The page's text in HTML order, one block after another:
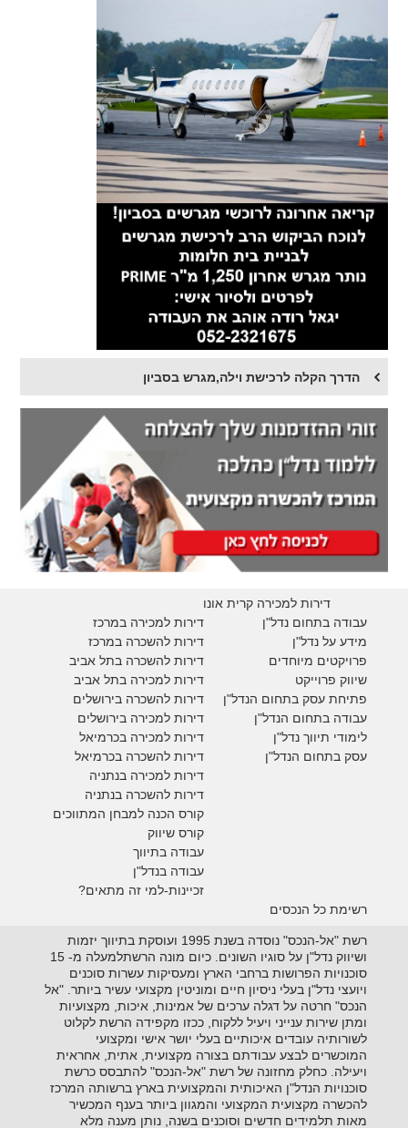
הדרך הקלה לרכישת וילה,מגרש בסביון
דירות למכירה קרית אונו
דירות למכירה במרכז
דירות להשכרה במרכז
דירות להשכרה בתל אביב
דירות למכירה בתל אביב
דירות להשכרה בירושלים
דירות למכירה בירושלים
דירות למכירה בכרמיאל
דירות להשכרה בכרמיאל
דירות למכירה בנתניה
דירות להשכרה בנתניה
קורס הכנה למבחן המתווכים
קורס שיווק
עבודה בתיווך
עבודה בנדל"ן
זכיינות-למי זה מתאים?
עבודה בתחום נדל"ן
מידע על נדל"ן
פרויקטים מיוחדים
שיווק פרוייקט
פתיחת עסק בתחום הנדל"ן
עבודה בתחום הנדל"ן
לימודי תיווך נדל"ן
עסק בתחום הנדל"ן
רשימת כל הנכסים
רשת "אל-הנכס" נוסדה בשנת 1995 ועוסקת בתיווך יזמות
ושיווק נדל"ן על סוגיו השונים. כיום מונה הרשתלמעלה מ- 15
סוכנויות הפרושות ברחבי הארץ ומעסיקות עשרות סוכנים
ויועצי נדל"ן בעלי ניסיון חיים ומוניטין מקצועי עשיר ביותר. "אל
הנכס" חרטה על דגלה ערכים של אמינות, איכות, מקצועיות
ומתן שירות ענייני ויעיל ללקוח, ככזו מקפידה הרשת לקלוט
לשורותיה עובדים איכותיים בעלי יושר אישי ומקצועי
המוכשרים לבצע עבודתם בצורה מקצועית, אתית, אחראית
ויעילה. כחלק מחזונה של רשת "אל-הנכס" להתבסס כרשת
סוכנויות הנדל"ן האיכותית והמקצועית בארץ ברשותה המרכז
להכשרה מקצועית המקצועי והמגוון ביותר בענף המכשיר
מאות תלמידים חדשים וסוכנים בשנה, נותן מענה מלא